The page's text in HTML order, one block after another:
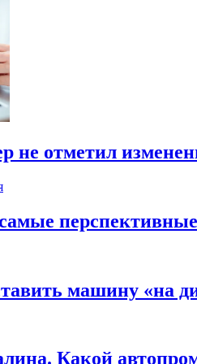
не отметил
машину «на
Какой